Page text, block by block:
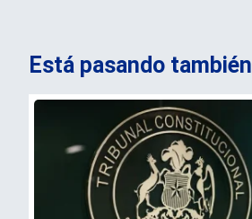
Está pasando también